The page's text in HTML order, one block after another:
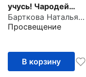
учусь! Чародей
Чарли и поющая
туча. Сочетания ча/
Барткова Наталья Александровна
Просвещение
В корзину